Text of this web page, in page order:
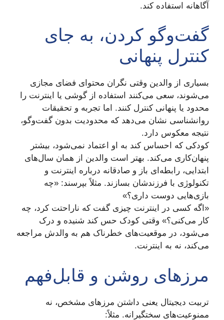
آگاهانه استفاده کند.
گفت‌وگو کردن، به جای
کنترل پنهانی
بسیاری از والدین وقتی نگران محتوای فضای مجازی
می‌شوند، سعی می‌کنند استفاده از گوشی یا اینترنت را
محدود یا پنهانی کنترل کنند. اما تجربه و تحقیقات
روانشناسی نشان می‌دهد که محدودیت بدون گفت‌وگو،
نتیجه معکوس دارد.
کودکی که احساس کند به او اعتماد نمی‌شود، بیشتر
پنهان‌کاری می‌کند. بهتر است والدین از همان سال‌های
ابتدایی، رابطه‌ای باز و صادقانه درباره اینترنت و
تکنولوژی با فرزندشان بسازند. مثلاً بپرسند: «چه
بازی‌هایی دوست داری؟»
«اگه کسی در اینترنت چیزی گفت که ناراحتت کرد، چه
کار می‌کنی؟» وقتی کودک حس کند شنیده و درک
می‌شود، در موقعیت‌های خطرناک هم به والدش مراجعه
می‌کند، نه به اینترنت.
مرزهای روشن و قابل‌فهم
تربیت دیجیتال یعنی داشتن مرزهای مشخص، نه
ممنوعیت‌های سختگیرانه. مثلاً: